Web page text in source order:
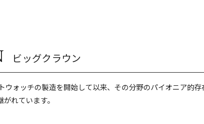
ビッグクラウン
ウォッチの製造を開始して以来、その分野のパイオニア的
れています。